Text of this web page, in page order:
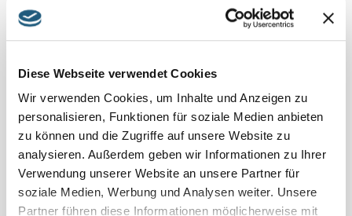
Diese Webseite verwendet Cookies
Wir verwenden Cookies, um Inhalte und Anzeigen zu
personalisieren, Funktionen für soziale Medien anbieten
zu können und die Zugriffe auf unsere Website zu
analysieren. Außerdem geben wir Informationen zu Ihrer
Verwendung unserer Website an unsere Partner für
soziale Medien, Werbung und Analysen weiter. Unsere
Partner führen diese Informationen möglicherweise mit
Details
3 h | 2 km | Skg: leicht
Kosten pro Person
kostenlos
Anmeldung
Ja, wichtig! Bitte melden Sie sich bei den Veranstaltenden
an! Hier erfahren Sie auch mögliche Änderungen. Ohne